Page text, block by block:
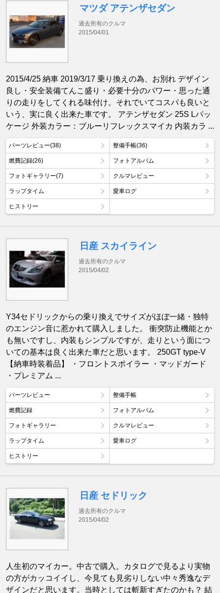
マツダ アテンザセダン
過去所有のクルマ
2015/04/01
2015/4/25 納車 2019/3/17 乗り換えの為、お別れ デザイン
良し・安全装備てんこ盛り・必要十分のパワー・思った通
りの走りをしてくれる味付け。それでいてコスパも良いと
いう、実に良く出来た車です。 アテンザセダン 25S Lパッ
ケージ 外装カラー：ブルーリフレックスマイカ 内装カラ ...
パーツレビュー(38) 整備手帳(36)
燃費記録(26) フォトアルバム
フォトギャラリー(7) クルマレビュー
ラップタイム 愛車ログ
ヒストリー
日産 スカイライン
過去所有のクルマ
2015/04/02
Y34セドリックからの乗り換えでサイズがほぼ一緒・独特
のエンジン音に惹かれて購入しました。 衝突防止機能とか
も無いですし、内装もシンプルですが、走りという面につ
いての基本は良く出来た車だと思います。 250GT type-V
【納車時装着品】 ・フロントスポイラー ・マッドガード
・プレミアム ...
パーツレビュー 整備手帳
燃費記録 フォトアルバム
フォトギャラリー クルマレビュー
ラップタイム 愛車ログ
ヒストリー
日産 セドリック
過去所有のクルマ
2015/04/02
人生初のマイカー。中古で購入。カタログで見るより実物
の方がカッコイイし、今見ても見劣りしない中々秀逸なデ
ザインだと思います。当時としては斬新すぎたのかも？ 結